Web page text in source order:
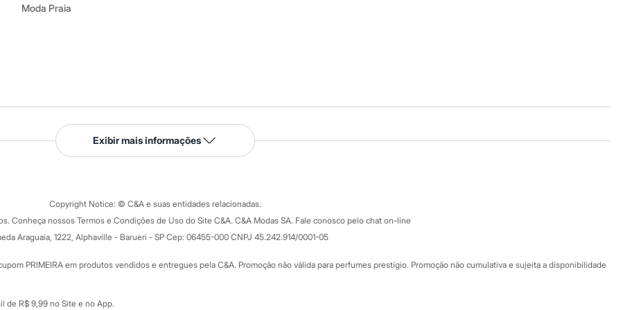
Moda Praia
Serviços
Tipos de serviços
Formas de pagamento
Todas as vantagens
Minha C&A
Cupons de desconto
Atendimento
Fale conosco
Exibir mais informações
Copyright Notice: © C&A e suas entidades relacionadas.
Conheça nossos Termos e Condições de Uso do Site C&A. C&A Modas SA. Fale conosco pelo chat on-line
Araguaia, 1222, Alphaville - Barueri - SP Cep: 06455-000 CNPJ 45.242.914/0001-05
PRIMEIRA em produtos vendidos e entregues pela C&A. Promoção não válida para perfumes prestígio. Promoção não cumulativa e sujeita a disponibilidade
de R$ 9,99 no Site e no App.